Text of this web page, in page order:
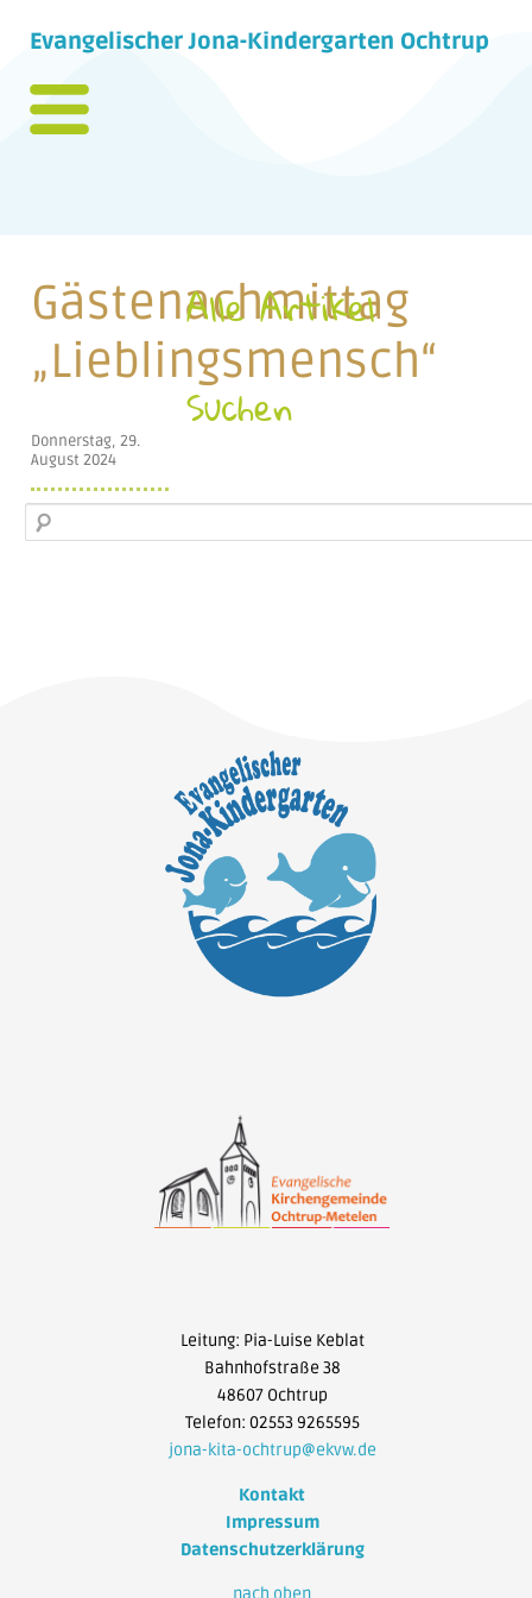
Evangelischer Jona-Kindergarten Ochtrup
Gästenachmittag
„Lieblingsmensch“
Donnerstag, 29.
August 2024
Alle Artikel
Suchen
Leitung: Pia-Luise Keblat
Bahnhofstraße 38
48607 Ochtrup
Telefon: 02553 9265595
jona-kita-ochtrup@ekvw.de
Kontakt
Impressum
Datenschutzerklärung
nach oben